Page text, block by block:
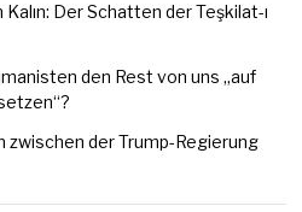
Der Schatten der Teşkilat-ı
den Rest von uns „auf
zwischen der Trump-Regierung